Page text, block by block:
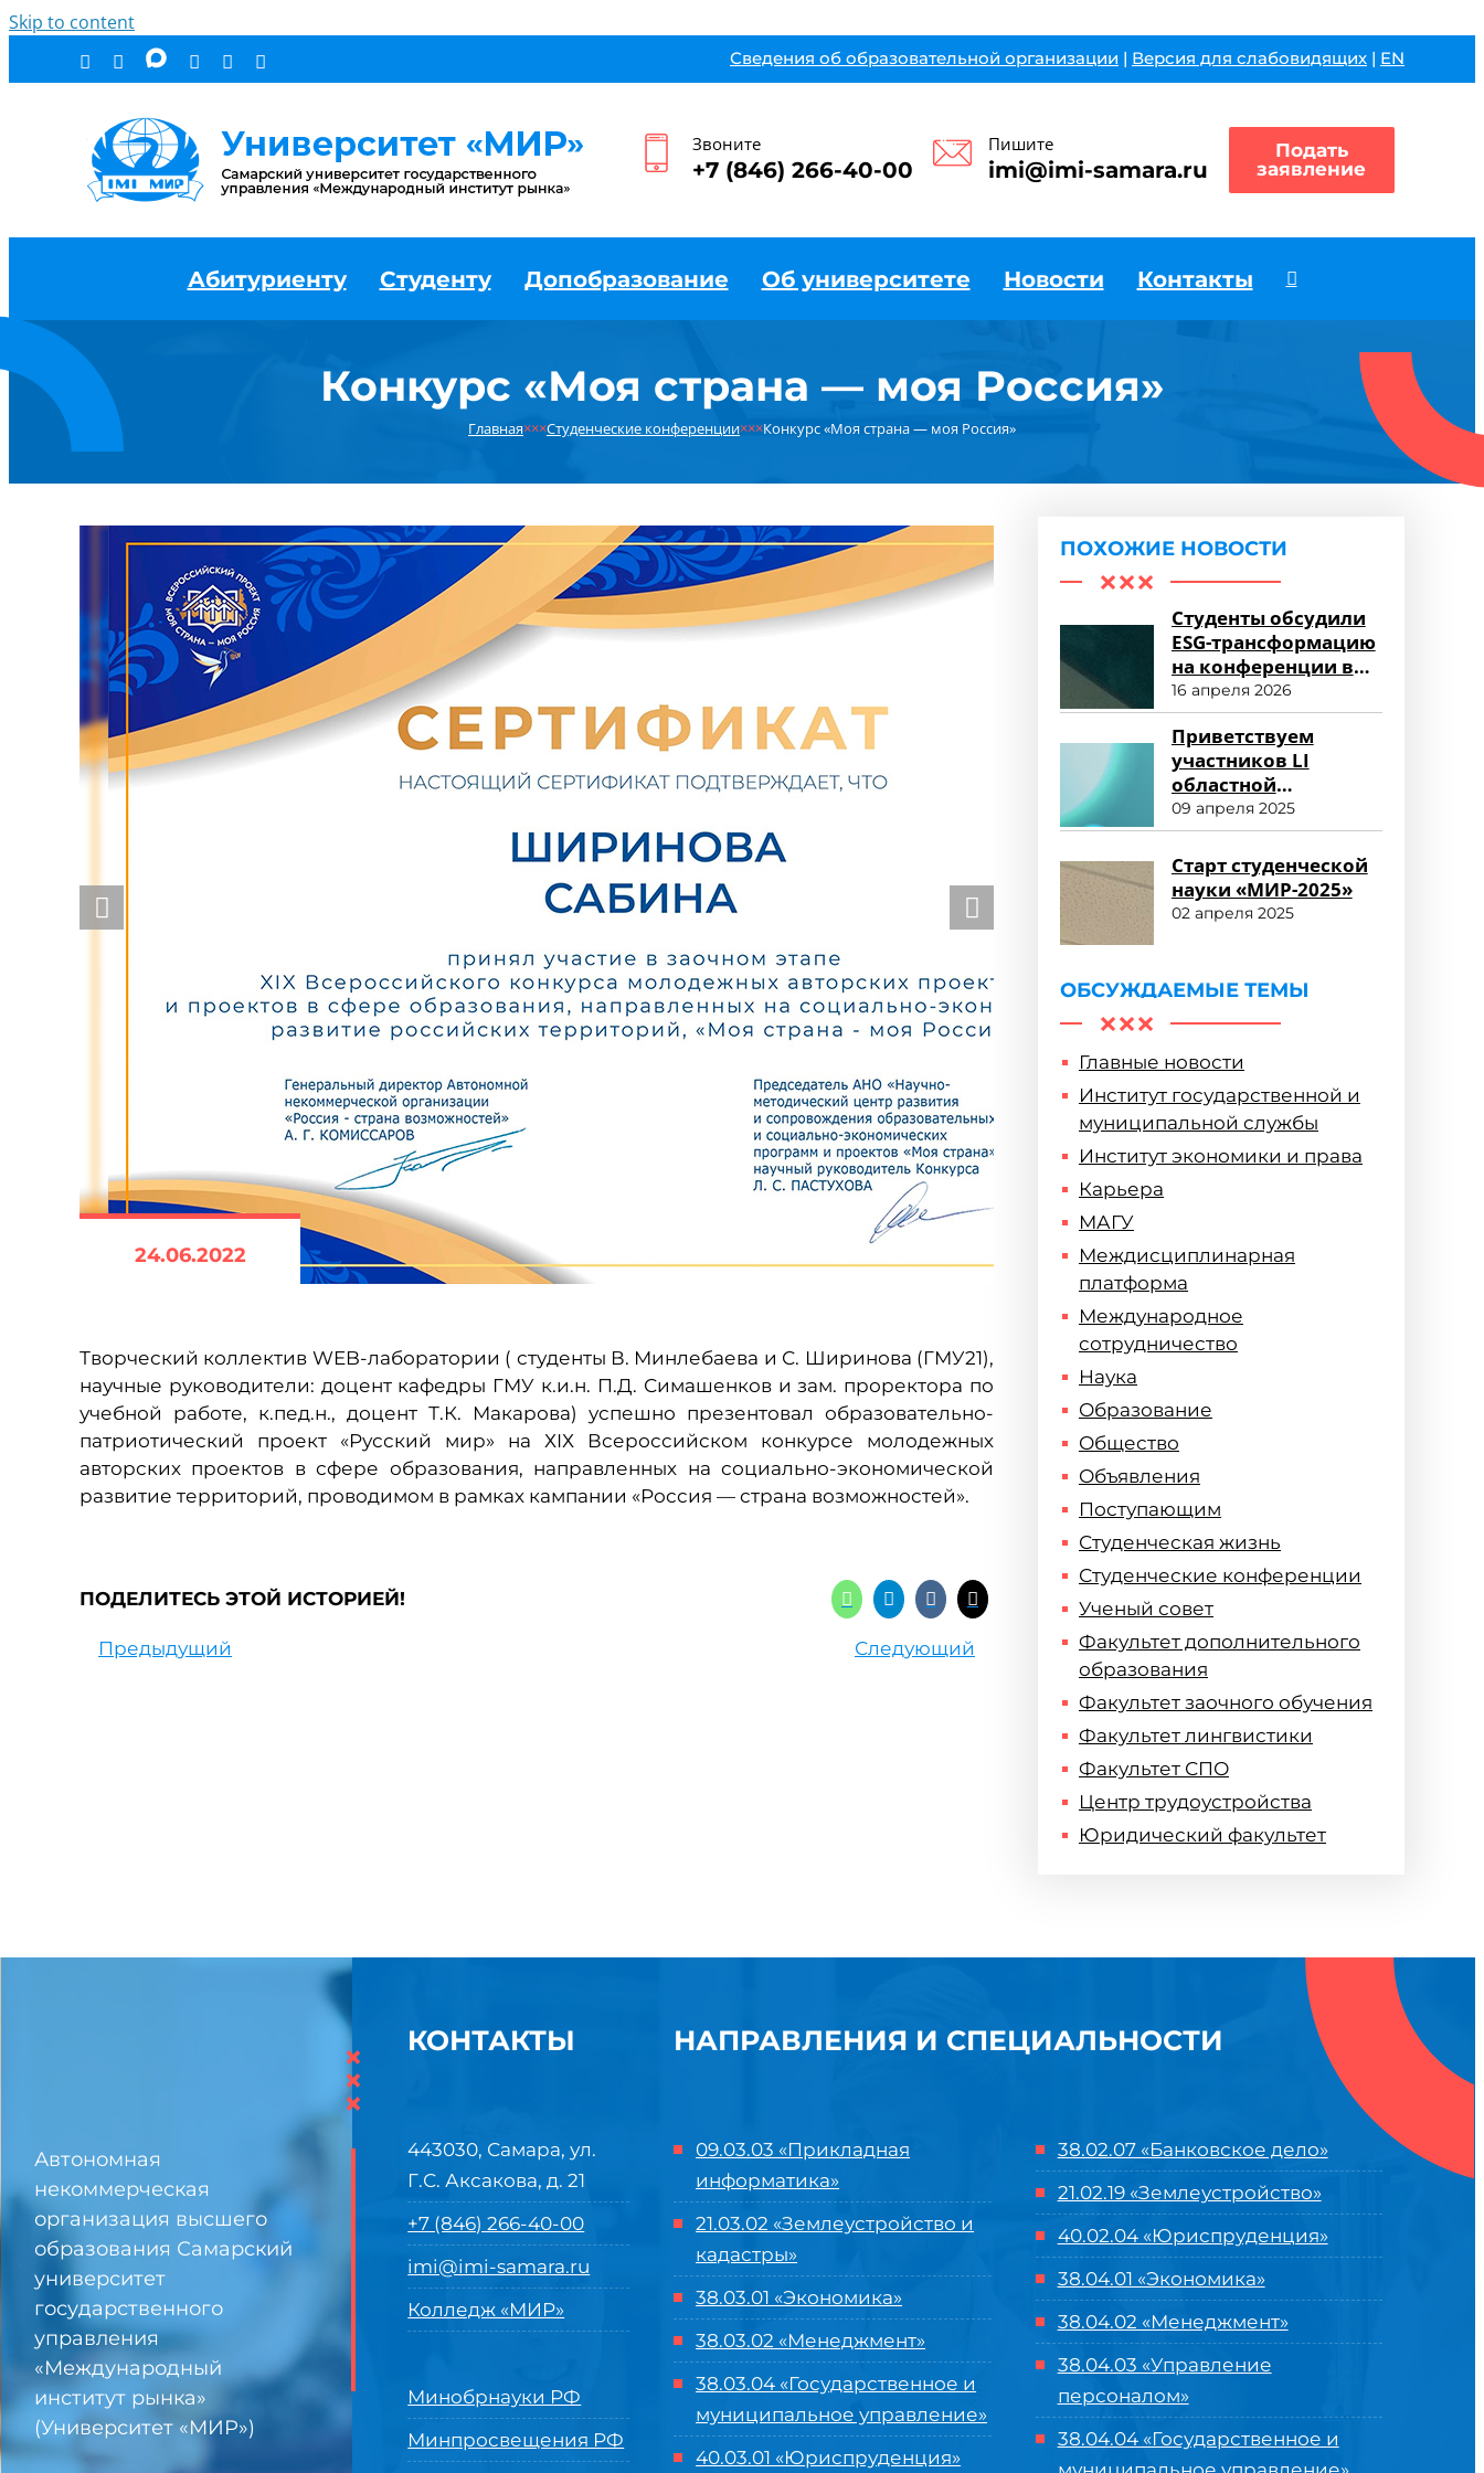
Skip to content
Сведения об образовательной организации | Версия для слабовидящих | EN
Звоните
+7 (846) 266-40-00
Пишите
imi@imi-samara.ru
Подать
заявление
Абитуриенту Студенту Допобразование Об университете Новости Контакты
Конкурс «Моя страна — моя Россия»
Главная×××Студенческие конференции×××Конкурс «Моя страна — моя Россия»
24.06.2022
Творческий коллектив WEB-лаборатории ( студенты В. Минлебаева и С. Ширинова (ГМУ21),
научные руководители: доцент кафедры ГМУ к.и.н. П.Д. Симашенков и зам. проректора по
учебной работе, к.пед.н., доцент Т.К. Макарова) успешно презентовал образовательно-
патриотический проект «Русский мир» на ХIХ Всероссийском конкурсе молодежных
авторских проектов в сфере образования, направленных на социально-экономической
развитие территорий, проводимом в рамках кампании «Россия — страна возможностей».
ПОДЕЛИТЕСЬ ЭТОЙ ИСТОРИЕЙ!
Предыдущий Следующий
ПОХОЖИЕ НОВОСТИ
Студенты обсудили
ESG-трансформацию
на конференции в
Университете «МИР»
16 апреля 2026
Приветствуем
участников LI
областной
студенческой
научной
конференции!
09 апреля 2025
Старт студенческой
науки «МИР-2025»
02 апреля 2025
ОБСУЖДАЕМЫЕ ТЕМЫ
Главные новости
Институт государственной и
муниципальной службы
Институт экономики и права
Карьера
МАГУ
Междисциплинарная
платформа
Международное
сотрудничество
Наука
Образование
Общество
Объявления
Поступающим
Студенческая жизнь
Студенческие конференции
Ученый совет
Факультет дополнительного
образования
Факультет заочного обучения
Факультет лингвистики
Факультет СПО
Центр трудоустройства
Юридический факультет
Автономная
некоммерческая
организация высшего
образования Самарский
университет
государственного
управления
«Международный
институт рынка»
(Университет «МИР»)
×
×
×
КОНТАКТЫ
443030, Самара, ул.
Г.С. Аксакова, д. 21
+7 (846) 266-40-00
imi@imi-samara.ru
Колледж «МИР»
Минобрнауки РФ
Минпросвещения РФ
НАПРАВЛЕНИЯ И СПЕЦИАЛЬНОСТИ
09.03.03 «Прикладная
информатика»
21.03.02 «Землеустройство и
кадастры»
38.03.01 «Экономика»
38.03.02 «Менеджмент»
38.03.04 «Государственное и
муниципальное управление»
40.03.01 «Юриспруденция»
38.02.07 «Банковское дело»
21.02.19 «Землеустройство»
40.02.04 «Юриспруденция»
38.04.01 «Экономика»
38.04.02 «Менеджмент»
38.04.03 «Управление
персоналом»
38.04.04 «Государственное и